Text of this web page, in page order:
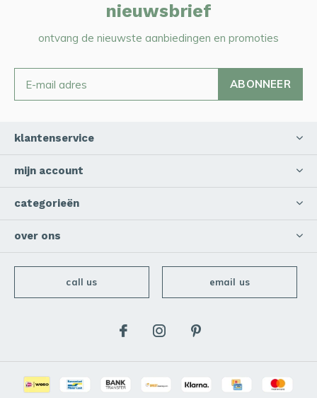
nieuwsbrief
ontvang de nieuwste aanbiedingen en promoties
ABONNEER
klantenservice
mijn account
categorieën
over ons
call us email us